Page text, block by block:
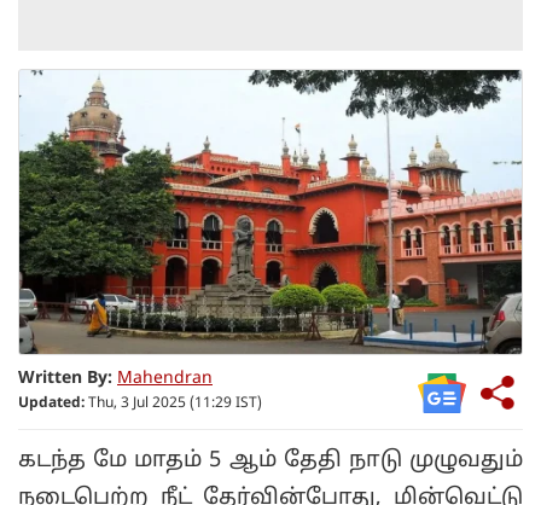
Written By: Mahendran
Updated: Thu, 3 Jul 2025 (11:29 IST)
கடந்த மே மாதம் 5 ஆம் தேதி நாடு முழுவதும்
நடைபெற்ற நீட் தேர்வின்போது, மின்வெட்டு